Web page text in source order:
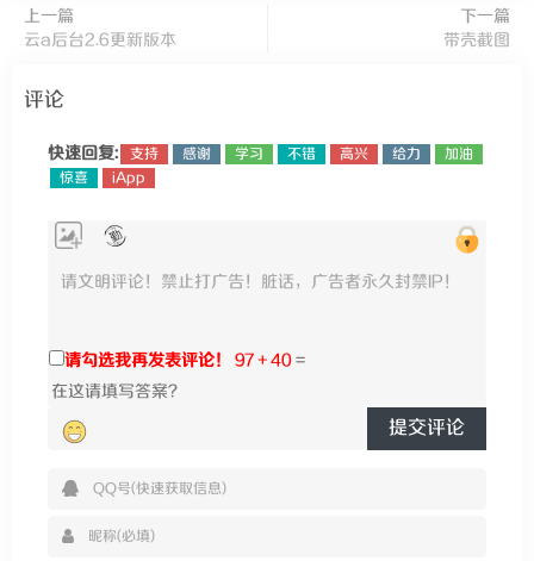
上一篇
云a后台2.6更新版本
下一篇
带壳截图
评论
快速回复: 支持 感谢 学习 不错 高兴 给力
加油
惊喜
iApp
请勾选我再发表评论！ 97 + 40=
提交评论